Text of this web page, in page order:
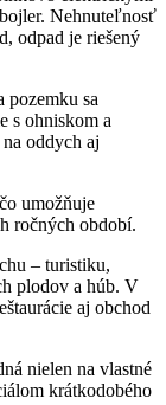
Nehnuteľnosť
odpad je riešený
pozemku sa
s ohniskom a
oddych aj
umožňuje
ročných období.
– turistiku,
plodov a húb. V
aj obchod
nielen na vlastné
krátkodobého